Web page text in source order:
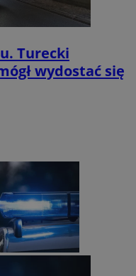
Turecki
wydostać się